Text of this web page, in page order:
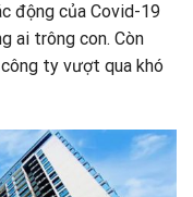
động của Covid-19
ai trông con. Còn
ty vượt qua khó